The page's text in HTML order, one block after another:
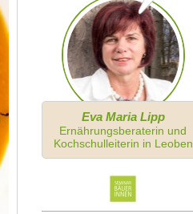
Eva Maria Lipp
Ernährungsberaterin und
Kochschulleiterin in Leoben